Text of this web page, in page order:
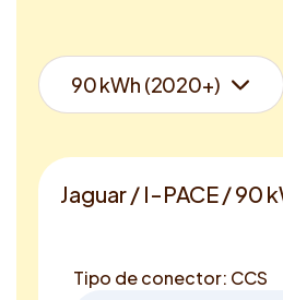
Jaguar / I-PACE / 90
Tipo de conector: CCS